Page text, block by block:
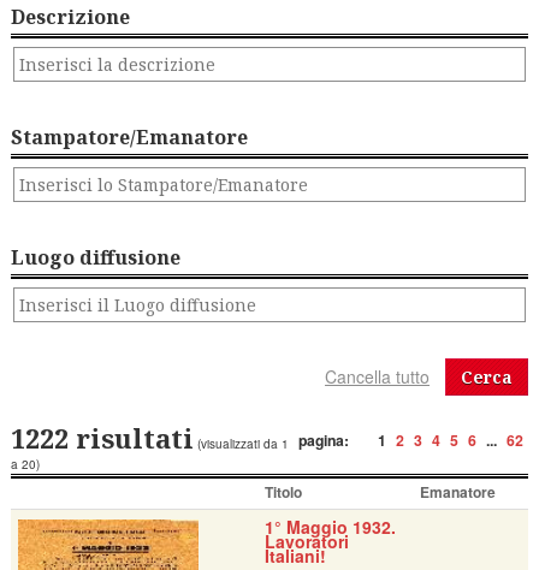
Descrizione
Stampatore/Emanatore
Luogo diffusione
Cerca
pagina: 1 2 3 4 5 6 ... 62
1222 risultati (visualizzati da 1
a 20)
Titolo Emanatore
1° Maggio 1932.
Lavoratori
Italiani!